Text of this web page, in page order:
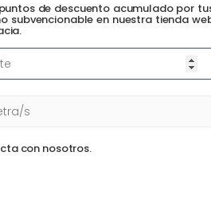
de descuento acumulado por
subvencionable en nuestra tienda
con nosotros.